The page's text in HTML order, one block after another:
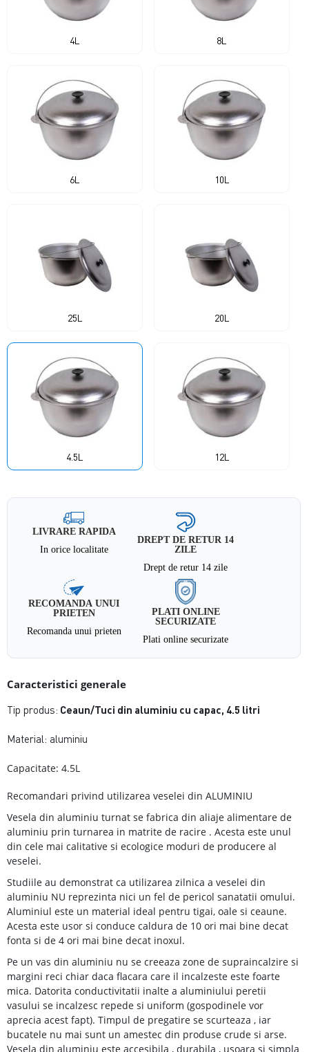
4L 8L
6L 10L
25L 20L
4.5L 12L
LIVRARE RAPIDA
In orice localitate
DREPT DE RETUR 14
ZILE
Drept de retur 14 zile
RECOMANDA UNUI
PRIETEN
Recomanda unui prieten
PLATI ONLINE
SECURIZATE
Plati online securizate
Caracteristici generale
Tip produs: Ceaun/Tuci din aluminiu cu capac, 4.5 litri
Material: aluminiu
Capacitate: 4.5L
Recomandari privind utilizarea veselei din ALUMINIU
Vesela din aluminiu turnat se fabrica din aliaje alimentare de
aluminiu prin turnarea in matrite de racire . Acesta este unul
din cele mai calitative si ecologice moduri de producere al
veselei.
Studiile au demonstrat ca utilizarea zilnica a veselei din
aluminiu NU reprezinta nici un fel de pericol sanatatii omului.
Aluminiul este un material ideal pentru tigai, oale si ceaune.
Acesta este usor si conduce caldura de 10 ori mai bine decat
fonta si de 4 ori mai bine decat inoxul.
Pe un vas din aluminiu nu se creeaza zone de supraincalzire si
margini reci chiar daca flacara care il incalzeste este foarte
mica. Datorita conductivitatii inalte a aluminiului peretii
vasului se incalzesc repede si uniform (gospodinele vor
aprecia acest fapt). Timpul de pregatire se scurteaza , iar
bucatele nu mai sunt un amestec din produse crude si arse.
Vesela din aluminiu este accesibila , durabila , usoara si simpla